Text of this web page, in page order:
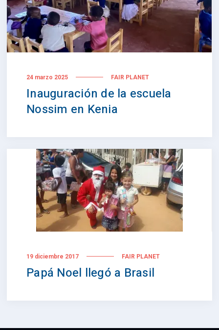
24 marzo 2025 FAIR PLANET
Inauguración de la escuela
Nossim en Kenia
19 diciembre 2017 FAIR PLANET
Papá Noel llegó a Brasil